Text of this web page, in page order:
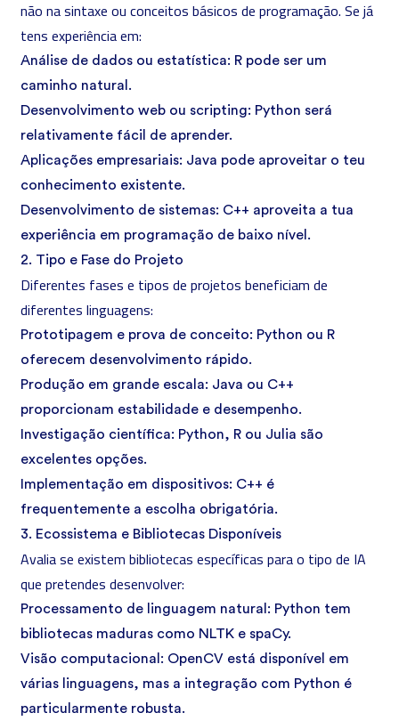
não na sintaxe ou conceitos básicos de programação. Se já
tens experiência em:
Análise de dados ou estatística: R pode ser um
caminho natural.
Desenvolvimento web ou scripting: Python será
relativamente fácil de aprender.
Aplicações empresariais: Java pode aproveitar o teu
conhecimento existente.
Desenvolvimento de sistemas: C++ aproveita a tua
experiência em programação de baixo nível.
2. Tipo e Fase do Projeto
Diferentes fases e tipos de projetos beneficiam de
diferentes linguagens:
Prototipagem e prova de conceito: Python ou R
oferecem desenvolvimento rápido.
Produção em grande escala: Java ou C++
proporcionam estabilidade e desempenho.
Investigação científica: Python, R ou Julia são
excelentes opções.
Implementação em dispositivos: C++ é
frequentemente a escolha obrigatória.
3. Ecossistema e Bibliotecas Disponíveis
Avalia se existem bibliotecas específicas para o tipo de IA
que pretendes desenvolver:
Processamento de linguagem natural: Python tem
bibliotecas maduras como NLTK e spaCy.
Visão computacional: OpenCV está disponível em
várias linguagens, mas a integração com Python é
particularmente robusta.